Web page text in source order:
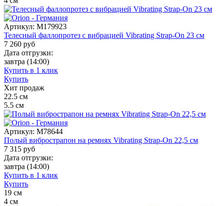
Артикул: M179923
Телесный фаллопротез с вибрацией Vibrating Strap-On 23 см
7 260 руб
Дата отгрузки:
завтра (14:00)
Купить в 1 клик
Купить
Хит продаж
22.5 см
5.5 см
Артикул: M78644
Полый вибрострапон на ремнях Vibrating Strap-On 22,5 см
7 315 руб
Дата отгрузки:
завтра (14:00)
Купить в 1 клик
Купить
19 см
4 см